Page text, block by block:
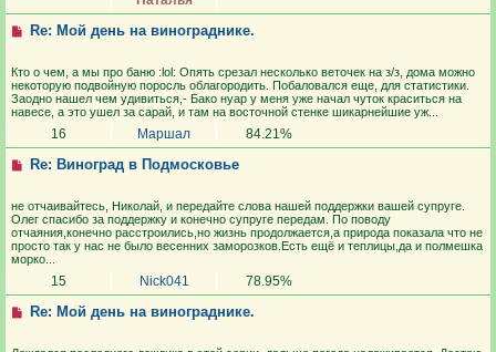
Re: Мой день на винограднике.
Кто о чем, а мы про баню :lol: Опять срезал несколько веточек на з/з, дома можно
некоторую подвойную поросль облагородить. Побаловался еще, для статистики.
Заодно нашел чем удивиться,- Бако нуар у меня уже начал чуток краситься на
навесе, а это ушел за сарай, и там на восточной стенке шикарнейшие уж...
16 Маршал 84.21%
Re: Виноград в Подмосковье
не отчаивайтесь, Николай, и передайте слова нашей поддержки вашей супруге.
Олег спасибо за поддержку и конечно супруге передам. По поводу
отчаяния,конечно расстроились,но жизнь продолжается,а природа показала что не
просто так у нас не было весенних заморозков.Есть ещё и теплицы,да и полмешка
морко...
15 Nick041 78.95%
Re: Мой день на винограднике.